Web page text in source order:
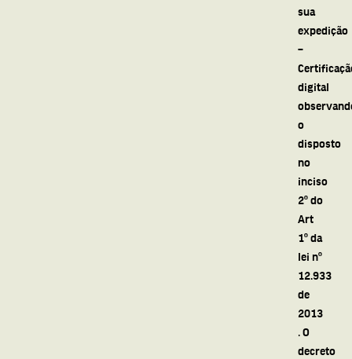
sua
expedição
–
digital
o
disposto
no
inciso
2º do
Art
1º da
lei nº
12.933
de
2013
. O
decreto